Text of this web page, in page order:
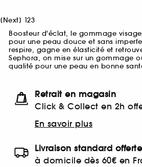
[Next] 123
Boosteur d'éclat, le gommage
pour une peau douce et sans
respire, gagne en élasticité et
Sephora, on mise sur un gommage
qualité pour une peau en bonne
Retrait en magasin
Click & Collect en 2h
En savoir plus
Livraison standard offerte
à domicile dès 60€ en